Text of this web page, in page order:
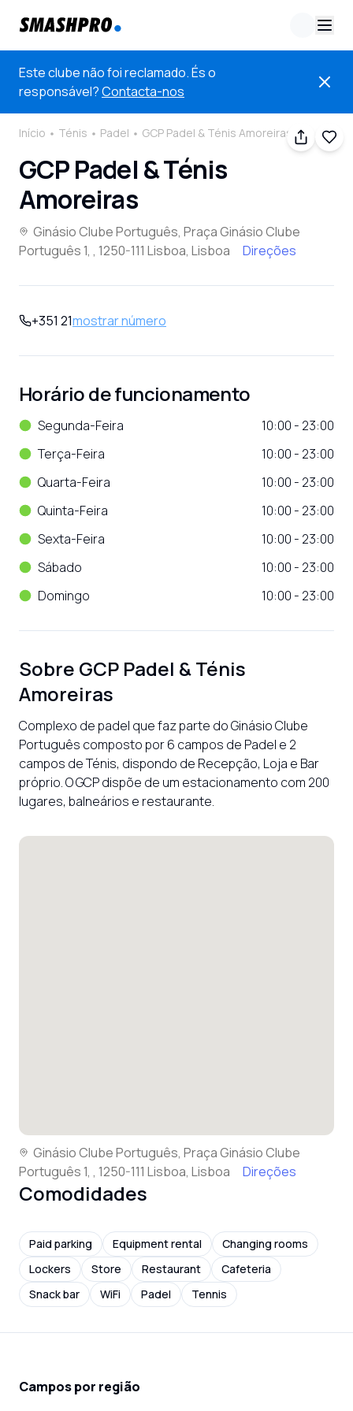
Este clube não foi reclamado. És o
responsável?Contacta-nos
Início Ténis Padel GCP Padel & Ténis Amoreiras
GCP Padel & Ténis
Amoreiras
Ginásio Clube Português, Praça Ginásio Clube
Português 1, , 1250-111 Lisboa, Lisboa
Direções
+351 21mostrar número
Horário de funcionamento
Segunda-Feira
10:00 - 23:00
Terça-Feira
10:00 - 23:00
Quarta-Feira
10:00 - 23:00
Quinta-Feira
10:00 - 23:00
Sexta-Feira
10:00 - 23:00
Sábado
10:00 - 23:00
Domingo
10:00 - 23:00
Sobre GCP Padel & Ténis
Amoreiras
Complexo de padel que faz parte do Ginásio Clube
Português composto por 6 campos de Padel e 2
campos de Ténis, dispondo de Recepção, Loja e Bar
próprio. O GCP dispõe de um estacionamento com 200
lugares, balneários e restaurante.
Ginásio Clube Português, Praça Ginásio Clube
Português 1, , 1250-111 Lisboa, Lisboa
Direções
Comodidades
Paid parking Equipment rental
Changing rooms
Lockers
Store Restaurant
Cafeteria
Snack bar
WiFi Padel Tennis
Campos por região